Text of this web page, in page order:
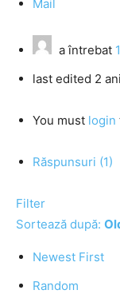
Mail
a întrebat
last edited 2
You must login
Răspunsuri (1)
Filter
Sortează după:
Newest First
Random